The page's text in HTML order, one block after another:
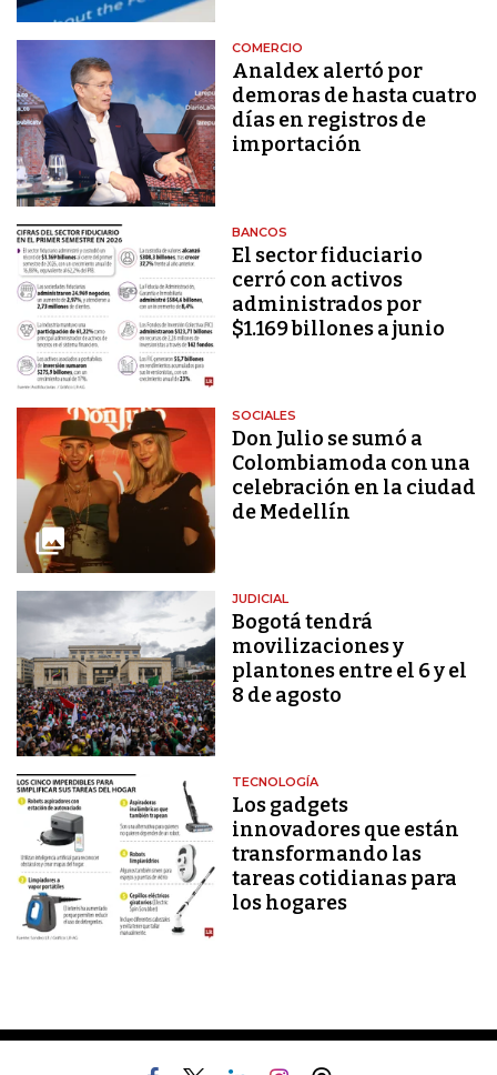
COMERCIO
Analdex alertó por
demoras de hasta cuatro
días en registros de
importación
BANCOS
El sector fiduciario
cerró con activos
administrados por
$1.169 billones a junio
SOCIALES
Don Julio se sumó a
Colombiamoda con una
celebración en la ciudad
de Medellín
JUDICIAL
Bogotá tendrá
movilizaciones y
plantones entre el 6 y el
8 de agosto
TECNOLOGÍA
Los gadgets
innovadores que están
transformando las
tareas cotidianas para
los hogares